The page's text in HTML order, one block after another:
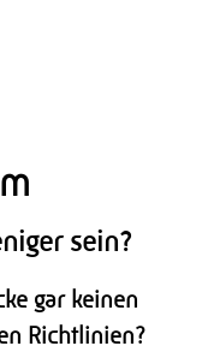
sein?
gar keinen
Richtlinien?